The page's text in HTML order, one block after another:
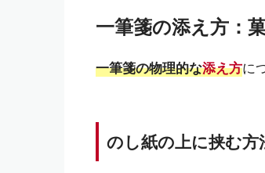
一筆箋の添え方：
一筆箋の物理的な添え方に
のし紙の上に挟む方